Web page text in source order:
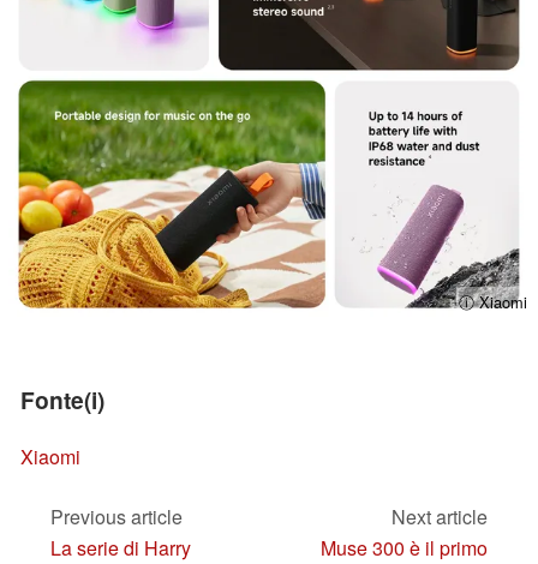
ⓘ Xiaomi
Fonte(i)
Xiaomi
Previous article
La serie di Harry
Next article
Muse 300 è il primo